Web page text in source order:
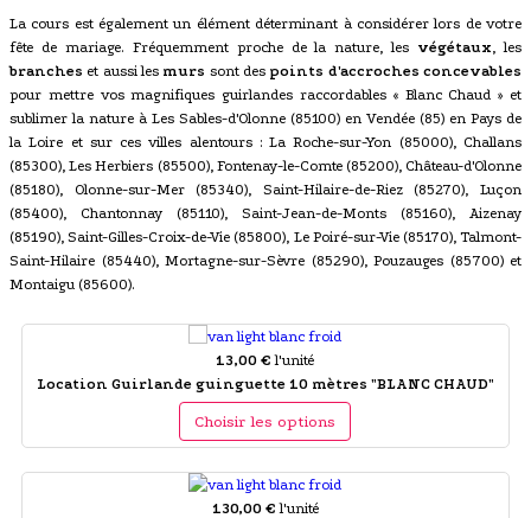
La cours est également un élément déterminant à considérer lors de votre
fête de mariage. Fréquemment proche de la nature, les végétaux , les
branches et aussi les murs sont des points d'accroches concevables
pour mettre vos magnifiques guirlandes raccordables « Blanc Chaud » et
sublimer la nature à Les Sables-d'Olonne (85100) en Vendée (85) en Pays de
la Loire et sur ces villes alentours : La Roche-sur-Yon (85000), Challans
(85300), Les Herbiers (85500), Fontenay-le-Comte (85200), Château-d'Olonne
(85180), Olonne-sur-Mer (85340), Saint-Hilaire-de-Riez (85270), Luçon
(85400), Chantonnay (85110), Saint-Jean-de-Monts (85160), Aizenay
(85190), Saint-Gilles-Croix-de-Vie (85800), Le Poiré-sur-Vie (85170), Talmont-
Saint-Hilaire (85440), Mortagne-sur-Sèvre (85290), Pouzauges (85700) et
Montaigu (85600).
13,00 € l'unité
Location Guirlande guinguette 10 mètres "BLANC CHAUD"
Choisir les options
130,00 € l'unité